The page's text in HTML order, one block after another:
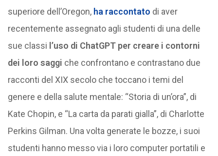
superiore dell’Oregon, ha raccontato di aver
recentemente assegnato agli studenti di una delle
sue classi l’uso di ChatGPT per creare i contorni
dei loro saggi che confrontano e contrastano due
racconti del XIX secolo che toccano i temi del
genere e della salute mentale: “Storia di un’ora”, di
Kate Chopin, e “La carta da parati gialla”, di Charlotte
Perkins Gilman. Una volta generate le bozze, i suoi
studenti hanno messo via i loro computer portatili e